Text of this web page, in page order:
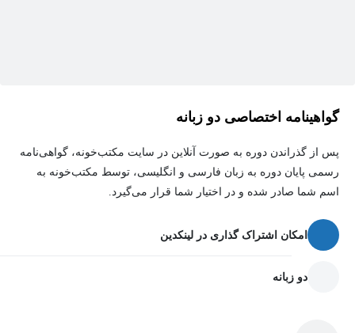
استفاده مسئولانه از هوش مصنوعی و ملاحظات اخلاقی.
کاربردهای عملی و ادغام در گردش کار.
این دوره مناسب افرادیست که
برای هر کسی که می‌خواهد قدرت هوش مصنوعی را در کار یا
پروژه‌های شخصی خود مهار کند، چه یک مبتدی کامل بدون پیش‌زمینه
فنی باشد و چه یک متخصص که به دنبال افزودن مهارت‌های هوش
گواهینامه اختصاصی دو زبانه
پس از گذراندن دوره به صورت آنلاین در سایت مکتب‌خونه، گواهی‌نامه
رسمی پایان دوره به زبان فارسی و انگلیسی، توسط مکتب‌خونه به
اسم شما صادر شده و در اختیار شما قرار می‌گیرد.
امکان اشتراک گذاری در لینکدین
دو زبانه